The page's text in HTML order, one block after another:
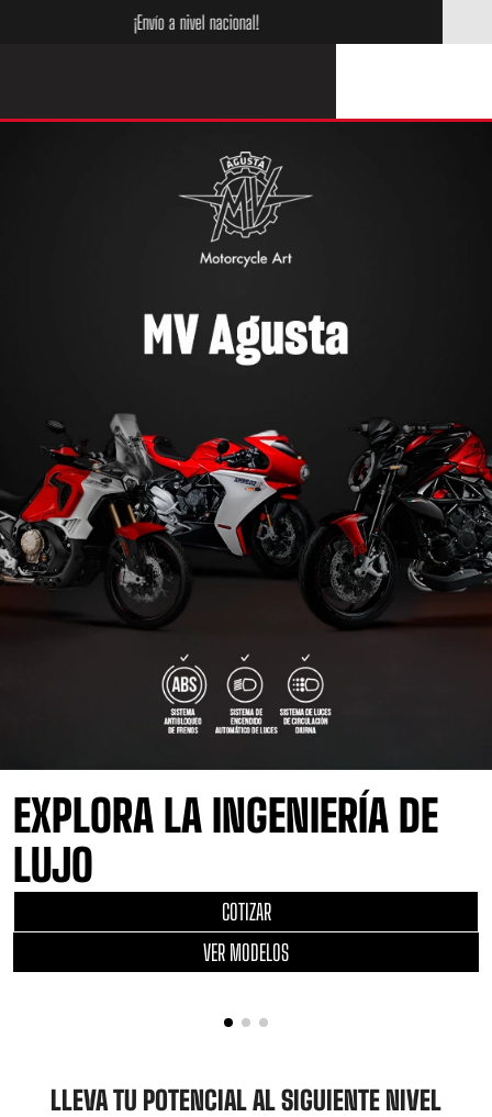
¡Compra hoy y paga en cuotas con Addi!
EXPLORA LA INGENIERÍA DE
LUJO
COTIZAR
VER MODELOS
LLEVA TU POTENCIAL AL SIGUIENTE NIVEL